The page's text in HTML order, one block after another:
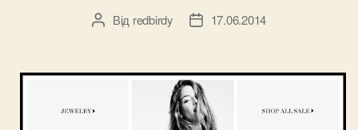
Автор
Від redbirdy
Дата17.06.2014